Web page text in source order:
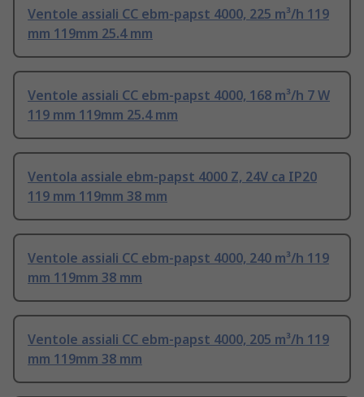
Ventole assiali CC ebm-papst 4000, 225 m³/h 119
mm 119mm 25.4 mm
Ventole assiali CC ebm-papst 4000, 168 m³/h 7 W
119 mm 119mm 25.4 mm
Ventola assiale ebm-papst 4000 Z, 24V ca IP20
119 mm 119mm 38 mm
Ventole assiali CC ebm-papst 4000, 240 m³/h 119
mm 119mm 38 mm
Ventole assiali CC ebm-papst 4000, 205 m³/h 119
mm 119mm 38 mm